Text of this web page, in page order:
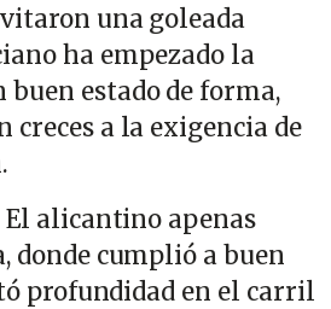
una goleada
ha empezado la
estado de forma,
creces a la exigencia de
El alicantino apenas
donde cumplió a buen
profundidad en el carril